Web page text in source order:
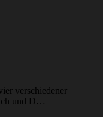
verschiedener
und D…